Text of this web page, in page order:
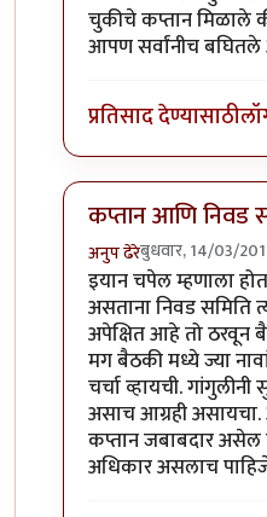
चुकीचे कप्तान मिळाले
आपण सर्वांनीच
प्रतिसाद देण्यासाठी
कप्तान आणि निवड
अनुप ढेरेबुधवार, 14/03/
In reply to
इयान चपेल म्हणाला
असताना निवड समिति
अपेक्षित आहे तो ठरवून
मग बैठकी मध्ये ज्या
चर्चा व्हायची.
असाच आग्रही
कप्तान जबाबदार असेल
अधिकार असलाच